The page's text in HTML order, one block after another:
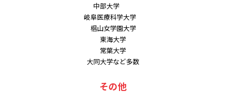
中部大学
岐阜医療科学大学
椙山女学園大学
東海大学
常葉大学
大同大学など多数
その他